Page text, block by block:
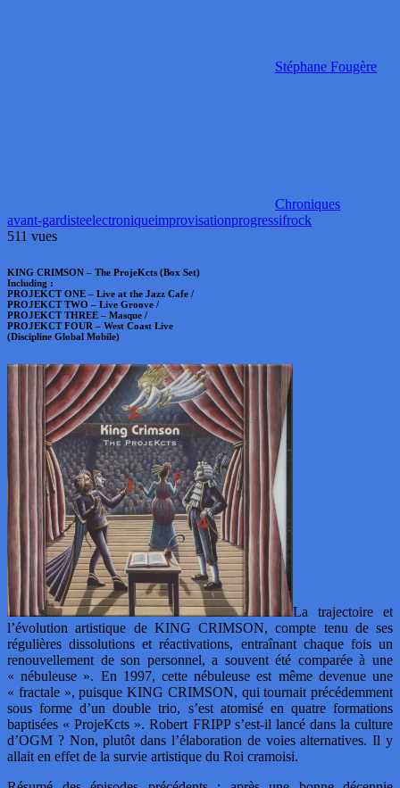
Stéphane Fougère
Chroniques
avant-gardisteelectroniqueimprovisationprogressifrock
511 vues
KING CRIMSON – The ProjeKcts (Box Set)
Including :
PROJEKCT ONE – Live at the Jazz Cafe /
PROJEKCT TWO – Live Groove /
PROJEKCT THREE – Masque /
PROJEKCT FOUR – West Coast Live
(Discipline Global Mobile)
La trajectoire et
l’évolution artistique de KING CRIMSON, compte tenu de ses
régulières dissolutions et réactivations, entraînant chaque fois un
renouvellement de son personnel, a souvent été comparée à une
« nébuleuse ». En 1997, cette nébuleuse est même devenue une
« fractale », puisque KING CRIMSON, qui tournait précédemment
sous forme d’un double trio, s’est atomisé en quatre formations
baptisées « ProjeKcts ». Robert FRIPP s’est-il lancé dans la culture
d’OGM ? Non, plutôt dans l’élaboration de voies alternatives. Il y
allait en effet de la survie artistique du Roi cramoisi.